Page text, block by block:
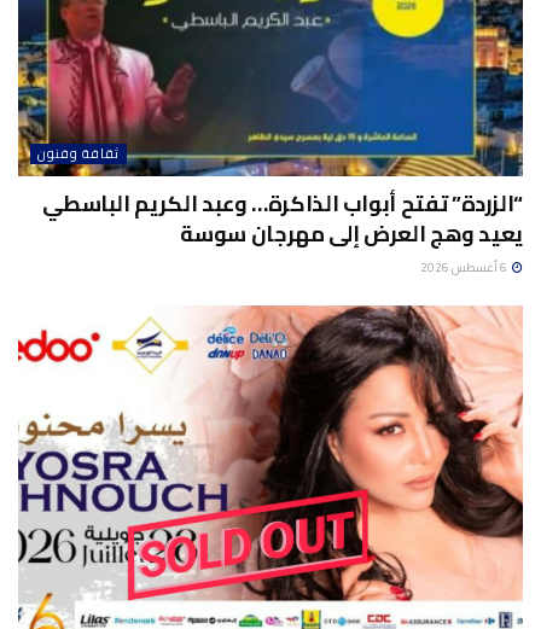
ثقافة وفنون
“الزردة” تفتح أبواب الذاكرة… وعبد الكريم الباسطي
يعيد وهج العرض إلى مهرجان سوسة